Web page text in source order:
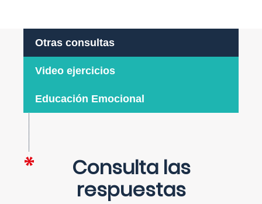
Otras consultas
Video ejercicios
Educación Emocional
Consulta las
respuestas